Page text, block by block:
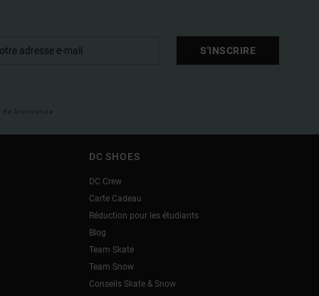
S'INSCRIRE
bienvenue
DC SHOES
DC Crew
Carte Cadeau
Réduction pour les étudiants
Blog
Team Skate
Team Snow
Conseils Skate & Snow